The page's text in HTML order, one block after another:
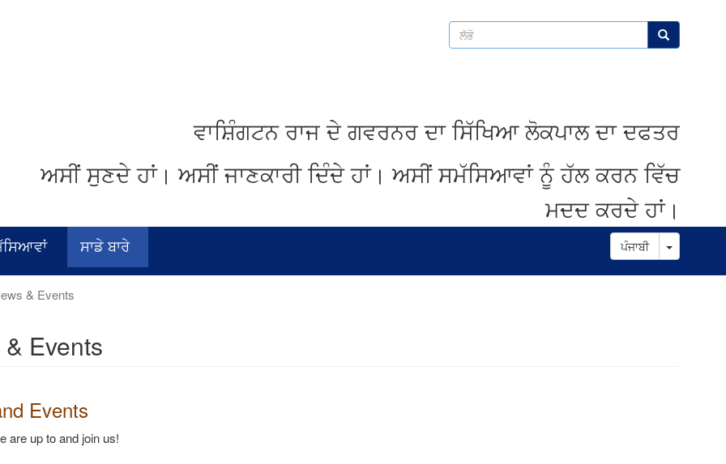
ਲੱਭੋ ਲੱਭੋ
ਵਾਸ਼ਿੰਗਟਨ ਰਾਜ ਦੇ ਗਵਰਨਰ ਦਾ ਸਿੱਖਿਆ ਲੋਕਪਾਲ ਦਾ ਦਫਤਰ
ਅਸੀਂ ਸੁਣਦੇ ਹਾਂ। ਅਸੀਂ ਜਾਣਕਾਰੀ ਦਿੰਦੇ ਹਾਂ। ਅਸੀਂ ਸਮੱਸਿਆਵਾਂ ਨੂੰ ਹੱਲ ਕਰਨ ਵਿੱਚ
ਮਦਦ ਕਰਦੇ ਹਾਂ।
ਸਾਡੇ ਬਾਰੇ ਪੰਜਾਬੀ Toggle
& Events
Events
Events
are up to and join us!